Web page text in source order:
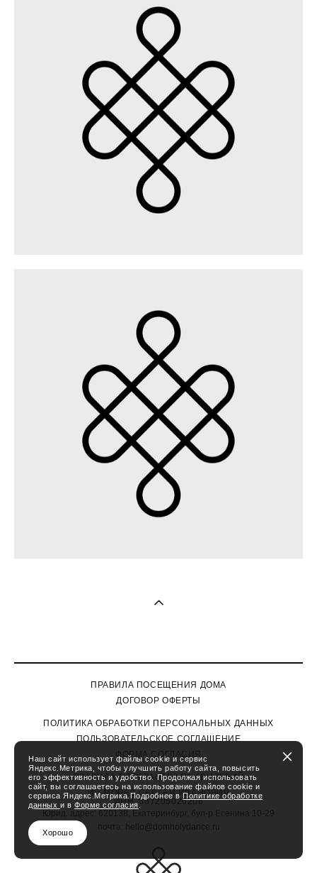
ПРАВИЛА ПОСЕЩЕНИЯ ДОМА
ДОГОВОР ОФЕРТЫ
ПОЛИТИКА ОБРАБОТКИ ПЕРСОНАЛЬНЫХ ДАННЫХ
ПОЛЬЗОВАТЕЛЬСКОЕ СОГЛАШЕНИЕ
ФОРМА СОГЛАСИЯ
ПРАВИЛА ПРОГРАММЫ ПРИВИЛЕГИЙ
ИП МОРЕВ СЕРГЕЙ ИВАНОВИЧ
ИНН: 667205026208
Юрид. адрес: 620138, Екатеринбург, бул-р Есенина 10-29
почта: hello@domholydance.ru
Наш сайт использует файлы cookie и сервис
Яндекс.Метрика, чтобы улучшить работу сайта, повысить
его эффективность и удобство. Продолжая использовать
сайт, вы соглашаетесь на использование файлов cookie и
сервиса Яндекс.Метрика.Подробнее вПолитике обработке
данных и вФорме согласия
Хорошо